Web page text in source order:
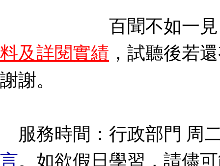
百聞不如一見
料及詳閱實績 ，試聽後若
謝謝。
服務時間：行政部門 周
言。 如欲假日學習，請儘